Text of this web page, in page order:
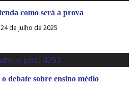
como será a prova
24 de julho de 2025
o debate sobre ensino médio